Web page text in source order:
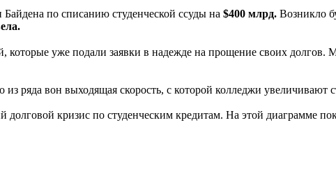
по списанию студенческой ссуды на $400 млрд. Возникло
уже подали заявки в надежде на прощение своих
ряда вон выходящая скорость, с которой колледжи увеличивают
кризис по студенческим кредитам. На этой диаграмме